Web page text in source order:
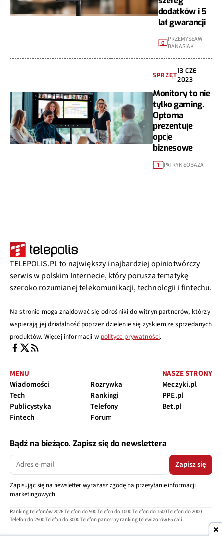
dodatków i 5
lat gwarancji
0 PRZEMYSŁAW
BANASIAK
SPRZĘT
13 CZE
2023
Monitory to nie
tylko gaming.
Optoma
prezentuje
opcje
biznesowe
1 PATRYK ŁOBAZA
TELEPOLIS.PL to największy i najbardziej opiniotwórczy
serwis w polskim Internecie, który porusza tematykę
szeroko rozumianej telekomunikacji, technologii i fintechu.
Na stronie mogą znajdować się odnośniki do witryn partnerów, którzy
wspierają jej działalność poprzez dzielenie się zyskiem ze sprzedanych
produktów. Więcej informacji w polityce prywatności.
MENU
Wiadomości
Tech
Publicystyka
Fintech
Rozrywka
Rankingi
Telefony
Forum
NASZE STRONY
Meczyki.pl
PPE.pl
Bet.pl
Bądź na bieżąco. Zapisz się do newslettera
Zapisz się
Zapisując się na newsletter wyrażasz zgodę na przesyłanie informacji
marketingowych
Ranking telefonów 2026Telefon do 500Telefon do 1000Telefon do 1500Telefon do 2000
Telefon do 2500Telefon do 3000Telefon pancerny ranking telewizorów 65 cali